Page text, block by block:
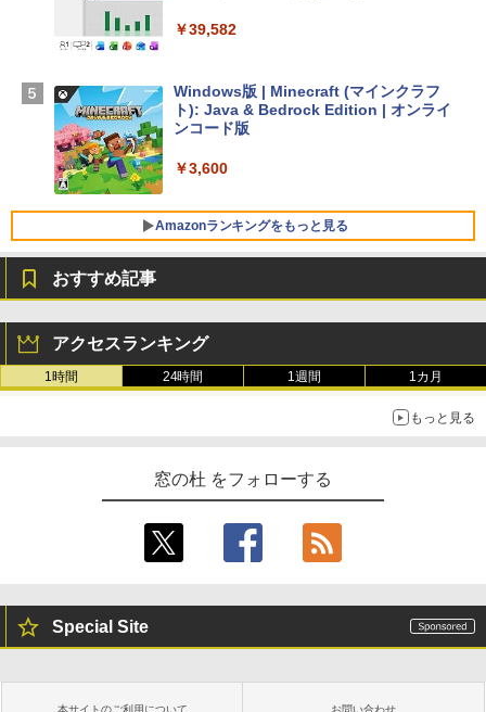
【Amazon.co.jp限定】 HP ノートパソコ
￥129,800
FMV ノートパソコン WE1-K3 (MS 365 P
VWK3E15W_AZ
￥139,880
￥39,582
Windows版 | Minecraft (マインクラフ
ト): Java & Bedrock Edition | オンライ
ンコード版
￥3,600
Amazonランキングをもっと見る
￥1,766
bデザイン入門講座［第2版］
非エンジニア 初心者 素人 でも安心 使い
方 マニュアル AI副業にもコンテンツ作成
にもKindle出版にも！ 非エンジニアのた
￥99
ない、大きな画面で読みやすい、6週間持
続バッテリー、6インチディスプレイ電子
書籍リーダー、マッチャ、16GB、広告な
し
Kindle Paperwhite シグニチャーエディ
るさ自動調整、色調調節ライト、12週間
持続バッテリー、広告なし、メタリック
ブラック
￥27,980
ンチディスプレイ、色調調節ライト、12
週間持続バッテリー、広告なし、ブラッ
おすすめ記事
アクセスランキング
1時間 24時間 1週間 1カ月
もっと見る
窓の杜 をフォローする
Special Site